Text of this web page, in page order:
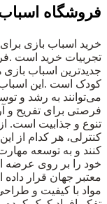
فروشگاه
خرید اسباب بازی
تجربیات خرید است
جدیدترین اسباب
کودک است .این
می‌توانند به رشد و
فرصتی برای تفریح و
تنوع و جذابیت است.
کنترلی، هر کدام از
کنند و به توسعه
خود را بر روی عرضه
معتبر جهان قرار داده
مواد با کیفیت و